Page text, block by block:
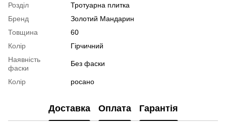
Розділ
Тротуарна плитка
Бренд
Золотий Мандарин
Товщина
60
Колір
Гірчичний
Наявність
фаски
Без фаски
Колір росано
Доставка Оплата Гарантія